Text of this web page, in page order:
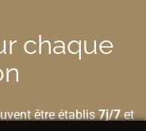
chaque
être établis 7j/7 et